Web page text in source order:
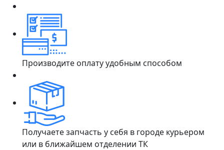
Производите оплату удобным способом
Получаете запчасть у себя в городе курьером
или в ближайшем отделении ТК